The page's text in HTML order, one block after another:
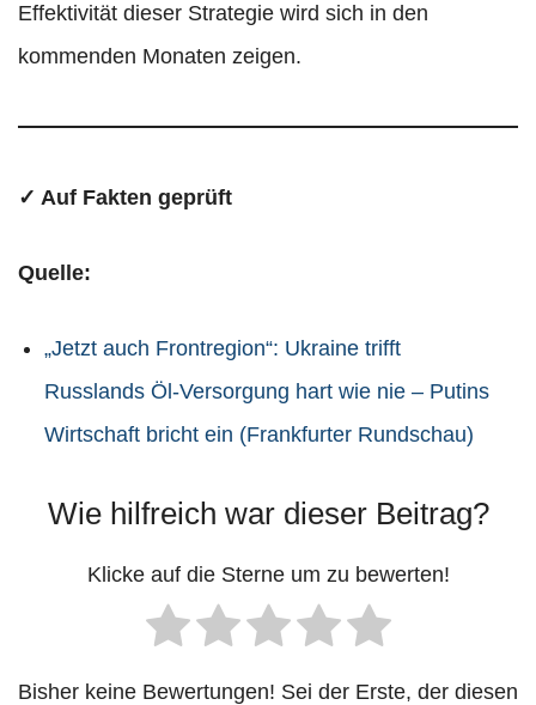
Effektivität dieser Strategie wird sich in den
kommenden Monaten zeigen.
✓ Auf Fakten geprüft
Quelle:
„Jetzt auch Frontregion“: Ukraine trifft
Russlands Öl-Versorgung hart wie nie – Putins
Wirtschaft bricht ein (Frankfurter Rundschau)
Wie hilfreich war dieser Beitrag?
Klicke auf die Sterne um zu bewerten!
Bisher keine Bewertungen! Sei der Erste, der diesen